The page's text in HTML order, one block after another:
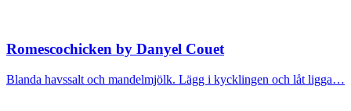
Romescochicken by Danyel Couet
Blanda havssalt och mandelmjölk. Lägg i kycklingen och låt ligga…